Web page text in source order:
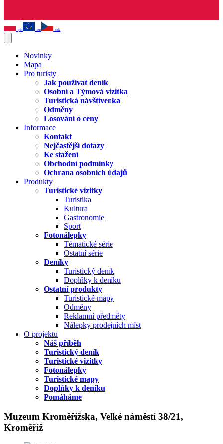
pln eur czk
Novinky
Mapa
Pro turisty
Jak používat deník
Osobní a Týmová vizitka
Turistická návštívenka
Odměny
Losování o ceny
Informace
Kontakt
Nejčastější dotazy
Ke stažení
Obchodní podmínky
Ochrana osobních údajů
Produkty
Turistické vizitky
Turistika
Kultura
Gastronomie
Sport
Fotonálepky
Tématické série
Ostatní série
Deníky
Turistický deník
Doplňky k deníku
Ostatní produkty
Turistické mapy
Odměny
Reklamní předměty
Nálepky prodejních míst
O projektu
Náš příběh
Turistický deník
Turistické vizitky
Fotonálepky
Turistické mapy
Doplňky k deníku
Pomáháme
Muzeum Kroměřížska, Velké náměstí 38/21,
Kroměříž